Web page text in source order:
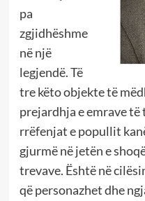
pa
zgjidhëshme
në një
legjendë. Të
tre këto objekte të
prejardhja e emrave
rrëfenjat e popullit
gjurmë në jetën e
trevave. Është në
që personazhet dhe